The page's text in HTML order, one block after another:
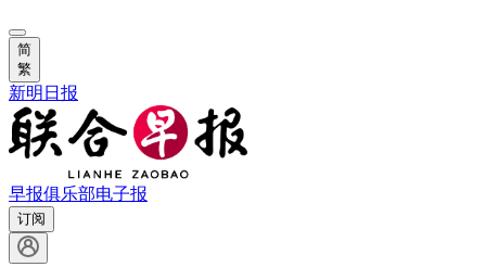
简
繁
新明日报
早报俱乐部电子报
订阅